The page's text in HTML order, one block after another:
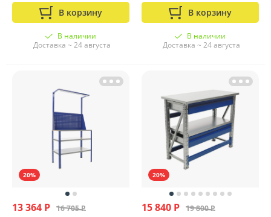
В корзину
В наличии
Доставка ~ 24 августа
В корзину
В наличии
Доставка ~ 24 августа
20%
13 364 Р 16 705 Р
20%
15 840 Р 19 800 Р